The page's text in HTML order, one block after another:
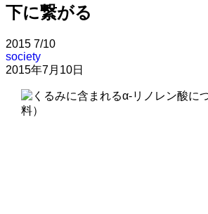
下に繋がる
2015 7/10
society
2015年7月10日